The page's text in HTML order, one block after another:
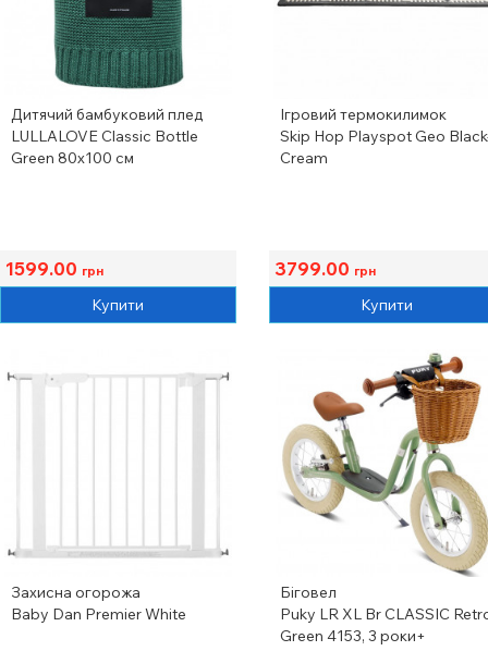
Дитячий бамбуковий плед
LULLALOVE Classic Bottle
Green 80х100 см
1599.00 грн
Купити
Ігровий термокилимок
Skip Hop Playspot Geo
Cream
3799.00 грн
Купити
Захисна огорожа
Baby Dan Premier White
Біговел
Puky LR XL Br CLASSIC
Green 4153, 3 роки+